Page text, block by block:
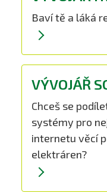
Baví tě a láká
VÝVOJÁŘ
Chceš se
systémy pro
internetu věcí
elektráren?